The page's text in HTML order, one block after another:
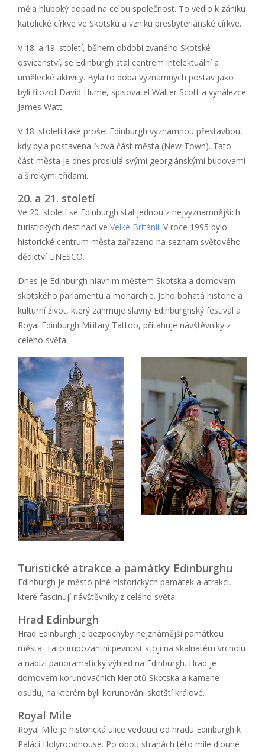
měla hluboký dopad na celou společnost. To vedlo k zániku
katolické církve ve Skotsku a vzniku presbyteriánské církve.
V 18. a 19. století, během období zvaného Skotské
osvícenství, se Edinburgh stal centrem intelektuální a
umělecké aktivity. Byla to doba významných postav jako
byli filozof David Hume, spisovatel Walter Scott a vynálezce
James Watt.
V 18. století také prošel Edinburgh významnou přestavbou,
kdy byla postavena Nová část města (New Town). Tato
část města je dnes proslulá svými georgiánskými budovami
a širokými třídami.
20. a 21. století
Ve 20. století se Edinburgh stal jednou z nejvýznamnějších
turistických destinací ve Velké Británii. V roce 1995 bylo
historické centrum města zařazeno na seznam světového
dědictví UNESCO.
Dnes je Edinburgh hlavním městem Skotska a domovem
skotského parlamentu a monarchie. Jeho bohatá historie a
kulturní život, který zahrnuje slavný Edinburghský festival a
Royal Edinburgh Military Tattoo, přitahuje návštěvníky z
celého světa.
Turistické atrakce a památky Edinburghu
Edinburgh je město plné historických památek a atrakcí,
které fascinují návštěvníky z celého světa.
Hrad Edinburgh
Hrad Edinburgh je bezpochyby nejznámější památkou
města. Tato impozantní pevnost stojí na skalnatém vrcholu
a nabízí panoramatický výhled na Edinburgh. Hrad je
domovem korunovačních klenotů Skotska a kamene
osudu, na kterém byli korunováni skotští králové.
Royal Mile
Royal Mile je historická ulice vedoucí od hradu Edinburgh k
Paláci Holyroodhouse. Po obou stranách této míle dlouhé